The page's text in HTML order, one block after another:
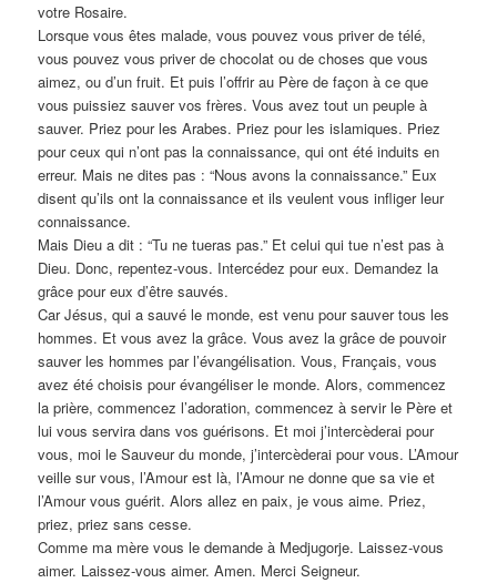
votre Rosaire.
Lorsque vous êtes malade, vous pouvez vous priver de télé,
vous pouvez vous priver de chocolat ou de choses que vous
aimez, ou d’un fruit. Et puis l’offrir au Père de façon à ce que
vous puissiez sauver vos frères. Vous avez tout un peuple à
sauver. Priez pour les Arabes. Priez pour les islamiques. Priez
pour ceux qui n’ont pas la connaissance, qui ont été induits en
erreur. Mais ne dites pas : “Nous avons la connaissance.” Eux
disent qu’ils ont la connaissance et ils veulent vous infliger leur
connaissance.
Mais Dieu a dit : “Tu ne tueras pas.” Et celui qui tue n’est pas à
Dieu. Donc, repentez-vous. Intercédez pour eux. Demandez la
grâce pour eux d’être sauvés.
Car Jésus, qui a sauvé le monde, est venu pour sauver tous les
hommes. Et vous avez la grâce. Vous avez la grâce de pouvoir
sauver les hommes par l’évangélisation. Vous, Français, vous
avez été choisis pour évangéliser le monde. Alors, commencez
la prière, commencez l’adoration, commencez à servir le Père et
lui vous servira dans vos guérisons. Et moi j’intercèderai pour
vous, moi le Sauveur du monde, j’intercèderai pour vous. L’Amour
veille sur vous, l’Amour est là, l’Amour ne donne que sa vie et
l’Amour vous guérit. Alors allez en paix, je vous aime. Priez,
priez, priez sans cesse.
Comme ma mère vous le demande à Medjugorje. Laissez-vous
aimer. Laissez-vous aimer. Amen. Merci Seigneur.